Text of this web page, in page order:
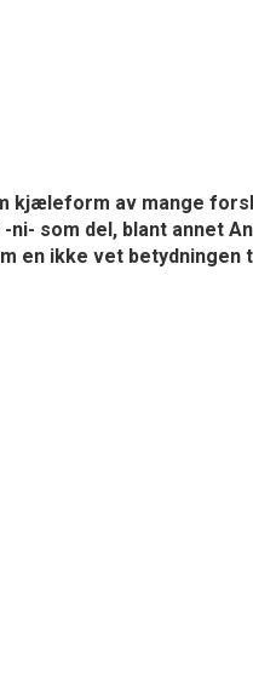
kjæleform av mange
som del, blant annet
en ikke vet betydningen